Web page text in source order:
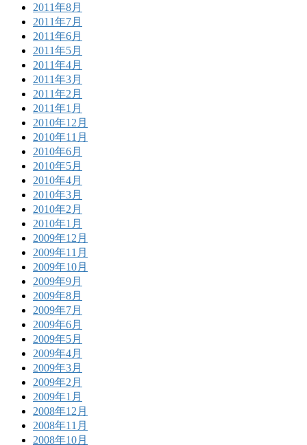
2011年8月
2011年7月
2011年6月
2011年5月
2011年4月
2011年3月
2011年2月
2011年1月
2010年12月
2010年11月
2010年6月
2010年5月
2010年4月
2010年3月
2010年2月
2010年1月
2009年12月
2009年11月
2009年10月
2009年9月
2009年8月
2009年7月
2009年6月
2009年5月
2009年4月
2009年3月
2009年2月
2009年1月
2008年12月
2008年11月
2008年10月